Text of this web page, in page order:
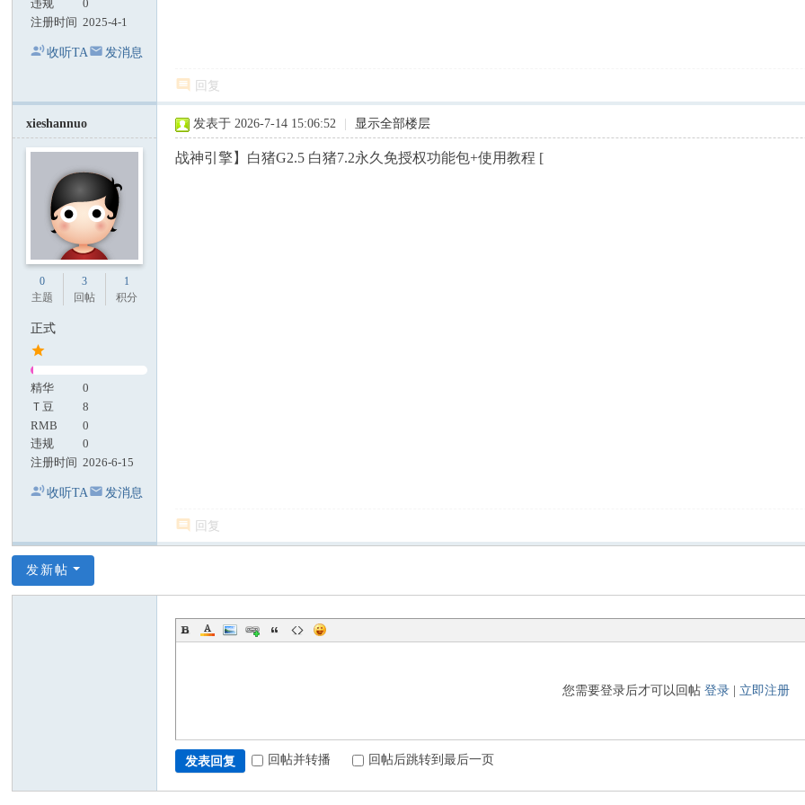
违规
0
注册时间 2025-4-1
收听TA 发消息
回复
xieshannuo
0
主题
3
回帖
1
积分
正式
精华
0
Ｔ豆
8
RMB
0
违规
0
注册时间 2026-6-15
收听TA 发消息
发表于 2026-7-14 15:06:52 显示全部楼层
战神引擎】白猪G2.5 白猪7.2永久免授权功能包+使用教程 [
回复
发新帖
您需要登录后才可以回帖 登录| 立即注册
发表回复 回帖并转播 回帖后跳转到最后一页